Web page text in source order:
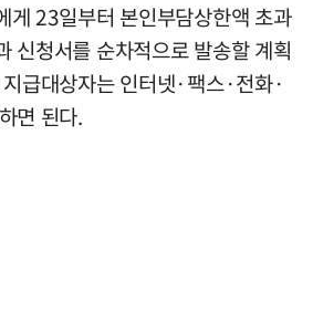
게 23일부터 본인부담상한액 초과
신청서를 순차적으로 발송할 계획
급대상자는 인터넷·팩스·전화·
면 된다.